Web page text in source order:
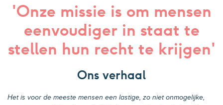
'Onze missie is om mensen
eenvoudiger in staat te
stellen hun recht te krijgen'
Ons verhaal
Het is voor de meeste mensen een lastige, zo niet onmogelijke,